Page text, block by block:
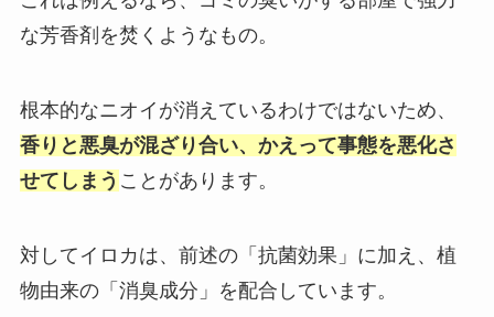
な芳香剤を焚くようなもの。
根本的なニオイが消えているわけではないため、
香りと悪臭が混ざり合い、かえって事態を悪化さ
せてしまう ことがあります。
対してイロカは、前述の「抗菌効果」に加え、植
物由来の「消臭成分」を配合しています。